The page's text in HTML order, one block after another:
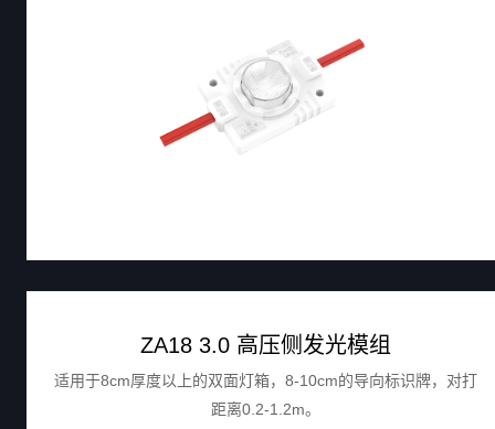
ZA18 3.0 高压侧发光模组
适用于8cm厚度以上的双面灯箱，8-10cm的导向标识牌，对打
距离0.2-1.2m。